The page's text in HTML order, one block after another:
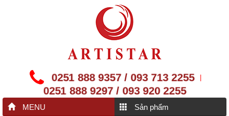
0251 888 9357 / 093 713 2255
0251 888 9297 / 093 920 2255
MENU Sản phẩm